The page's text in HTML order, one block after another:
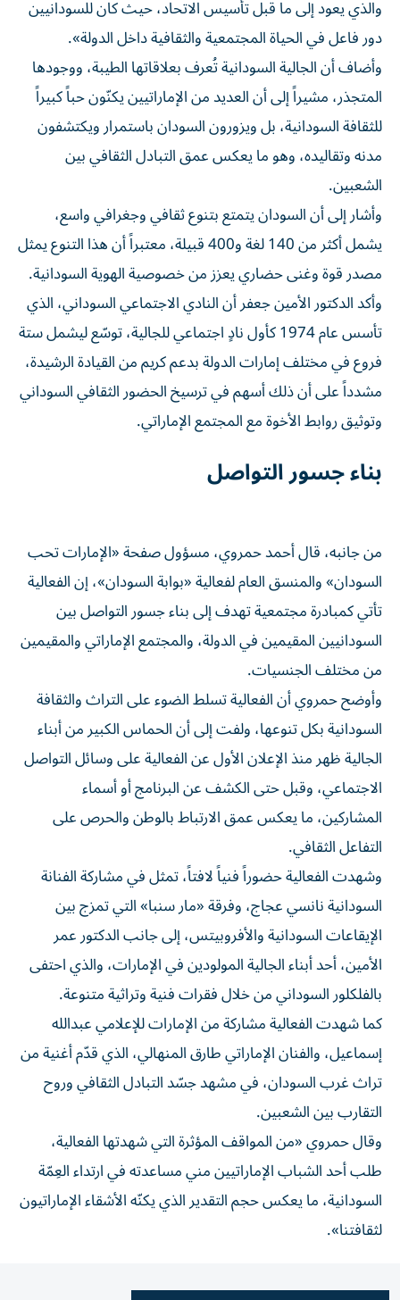
والذي يعود إلى ما قبل تأسيس الاتحاد، حيث كان للسودانيين
دور فاعل في الحياة المجتمعية والثقافية داخل الدولة».
وأضاف أن الجالية السودانية تُعرف بعلاقاتها الطيبة، ووجودها
المتجذر، مشيراً إلى أن العديد من الإماراتيين يكنّون حباً كبيراً
للثقافة السودانية، بل ويزورون السودان باستمرار ويكتشفون
مدنه وتقاليده، وهو ما يعكس عمق التبادل الثقافي بين
الشعبين.
وأشار إلى أن السودان يتمتع بتنوع ثقافي وجغرافي واسع،
يشمل أكثر من 140 لغة و400 قبيلة، معتبراً أن هذا التنوع يمثل
مصدر قوة وغنى حضاري يعزز من خصوصية الهوية السودانية.
وأكد الدكتور الأمين جعفر أن النادي الاجتماعي السوداني، الذي
تأسس عام 1974 كأول نادٍ اجتماعي للجالية، توسّع ليشمل ستة
فروع في مختلف إمارات الدولة بدعم كريم من القيادة الرشيدة،
مشدداً على أن ذلك أسهم في ترسيخ الحضور الثقافي السوداني
وتوثيق روابط الأخوة مع المجتمع الإماراتي.
بناء جسور التواصل
من جانبه، قال أحمد حمروي، مسؤول صفحة «الإمارات تحب
السودان» والمنسق العام لفعالية «بوابة السودان»، إن الفعالية
تأتي كمبادرة مجتمعية تهدف إلى بناء جسور التواصل بين
السودانيين المقيمين في الدولة، والمجتمع الإماراتي والمقيمين
من مختلف الجنسيات.
وأوضح حمروي أن الفعالية تسلط الضوء على التراث والثقافة
السودانية بكل تنوعها، ولفت إلى أن الحماس الكبير من أبناء
الجالية ظهر منذ الإعلان الأول عن الفعالية على وسائل التواصل
الاجتماعي، وقبل حتى الكشف عن البرنامج أو أسماء
المشاركين، ما يعكس عمق الارتباط بالوطن والحرص على
التفاعل الثقافي.
وشهدت الفعالية حضوراً فنياً لافتاً، تمثل في مشاركة الفنانة
السودانية نانسي عجاج، وفرقة «مار سنبا» التي تمزج بين
الإيقاعات السودانية والأفروبيتس، إلى جانب الدكتور عمر
الأمين، أحد أبناء الجالية المولودين في الإمارات، والذي احتفى
بالفلكلور السوداني من خلال فقرات فنية وتراثية متنوعة.
كما شهدت الفعالية مشاركة من الإمارات للإعلامي عبدالله
إسماعيل، والفنان الإماراتي طارق المنهالي، الذي قدّم أغنية من
تراث غرب السودان، في مشهد جسّد التبادل الثقافي وروح
التقارب بين الشعبين.
وقال حمروي «من المواقف المؤثرة التي شهدتها الفعالية،
طلب أحد الشباب الإماراتيين مني مساعدته في ارتداء العِمّة
السودانية، ما يعكس حجم التقدير الذي يكنّه الأشقاء الإماراتيون
لثقافتنا».